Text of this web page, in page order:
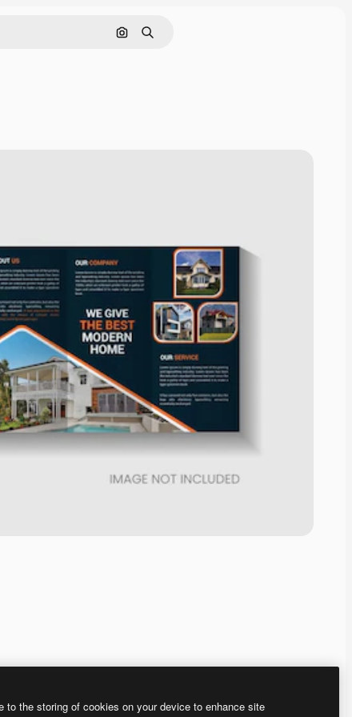
Поиск по изображению
Поиск
to the storing of cookies on your device to enhance site